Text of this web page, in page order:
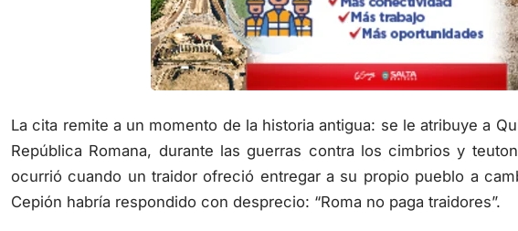
La cita remite a un momento de la historia antigua: se le atribuye a
República Romana, durante las guerras contra los cimbrios y
ocurrió cuando un traidor ofreció entregar a su propio pueblo a
Cepión habría respondido con desprecio: “Roma no paga traidores”.